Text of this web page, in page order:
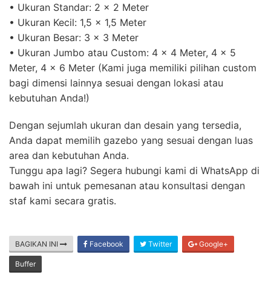
• Ukuran Standar: 2 x 2 Meter
• Ukuran Kecil: 1,5 x 1,5 Meter
• Ukuran Besar: 3 x 3 Meter
• Ukuran Jumbo atau Custom: 4 x 4 Meter, 4 x 5
Meter, 4 x 6 Meter (Kami juga memiliki pilihan custom
bagi dimensi lainnya sesuai dengan lokasi atau
kebutuhan Anda!)
Dengan sejumlah ukuran dan desain yang tersedia,
Anda dapat memilih gazebo yang sesuai dengan luas
area dan kebutuhan Anda.
Tunggu apa lagi? Segera hubungi kami di WhatsApp di
bawah ini untuk pemesanan atau konsultasi dengan
staf kami secara gratis.
BAGIKAN INI Facebook Twitter Google+
Buffer